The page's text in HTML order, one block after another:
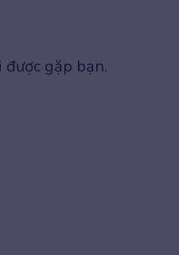
gặp bạn.